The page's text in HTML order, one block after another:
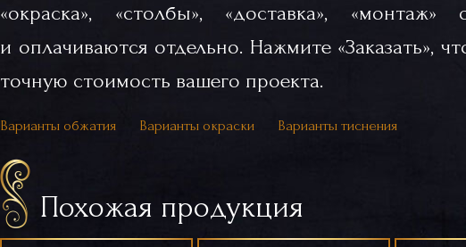
«окраска», «столбы», «доставка», «монтаж»
и оплачиваются отдельно. Нажмите «Заказать»,
точную стоимость вашего проекта.
Варианты обжатия Варианты окраски Варианты тиснения
Похожая продукция